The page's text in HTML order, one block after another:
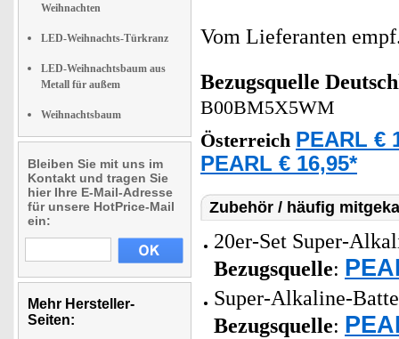
Weihnachten
LED-Weihnachts-Türkranz
LED-Weihnachtsbaum aus
Metall für außem
Weihnachtsbaum
Bleiben Sie mit uns im
Kontakt und tragen Sie
hier Ihre E-Mail-Adresse
für unsere HotPrice-Mail
ein:
Mehr Hersteller-
Seiten:
Vom Lieferanten
Bezugsquelle
B00BM5X5WM
Österreich PEARL €
PEARL € 16,95*
Zubehör / häufig
20er-Set Super-
Bezugsquelle:
Super-Alkaline-
Bezugsquelle: